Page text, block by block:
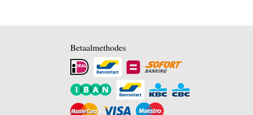
Betaalmethodes